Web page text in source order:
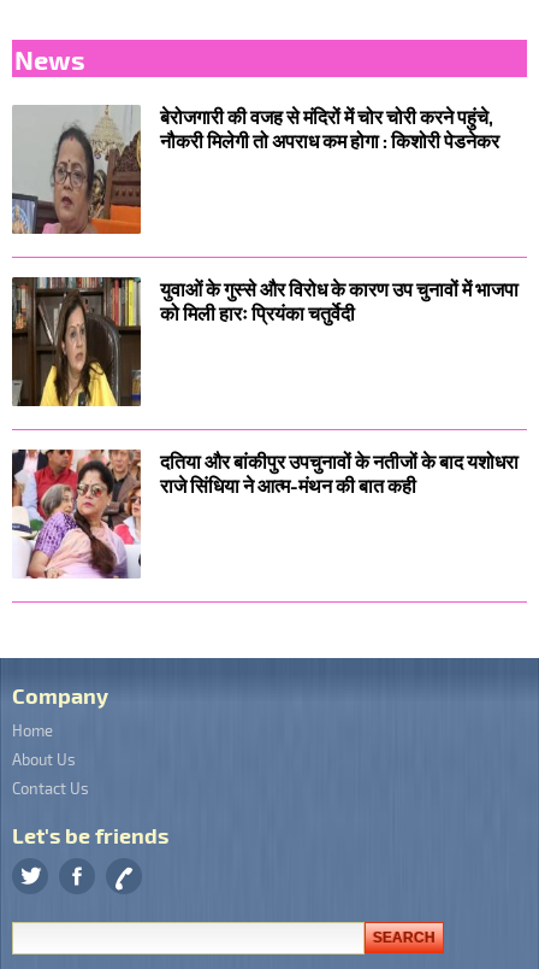
News
बेरोजगारी की वजह से मंदिरों में चोर चोरी करने पहुंचे,
नौकरी मिलेगी तो अपराध कम होगा : किशोरी पेडनेकर
युवाओं के गुस्से और विरोध के कारण उप चुनावों में भाजपा
को मिली हारः प्रियंका चतुर्वेदी
दतिया और बांकीपुर उपचुनावों के नतीजों के बाद यशोधरा
राजे सिंधिया ने आत्म-मंथन की बात कही
Company
Home
About Us
Contact Us
Let's be friends